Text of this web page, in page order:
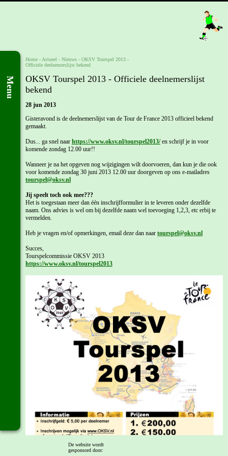
Menu
Home - Actueel - Nieuws - OKSV Tourspel 2013 -
Officiele deelnemerslijst bekend
OKSV Tourspel 2013 - Officiele deelnemerslijst
bekend
28 jun 2013
Gisteravond is de deelnemerslijst van de Tour de France 2013 officieel bekend
gemaakt.
Dus... ga snel naar https://www.oksv.nl/tourspel2013/en schrijf je in voor
komende zondag 12.00 uur!!
Wanneer je na het opgeven nog wijzigingen wilt doorvoeren, dan kun je die ook
voor komende zondag 30 juni 2013 12.00 uur doorgeven op ons e-mailadres
tourspel@oksv.nl
Jij speelt toch ook mee???
Het is toegestaan meer dan één inschrijfformulier in te leveren onder dezelfde
naam. Ons advies is wel om bij dezelfde naam wel toevoeging 1,2,3, etc erbij te
vermelden.
Heb je vragen en/of opmerkingen, email deze dan naar tourspel@oksv.nl
Succes,
Tourspelcommissie OKSV 2013
https://www.oksv.nl/tourspel2013
De website wordt
gesponsord door: